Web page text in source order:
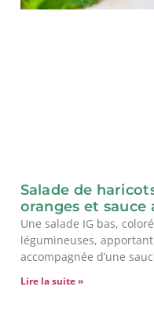
Salade de
oranges et sauce
Une salade IG bas,
légumineuses,
accompagnée d’une
Lire la suite »